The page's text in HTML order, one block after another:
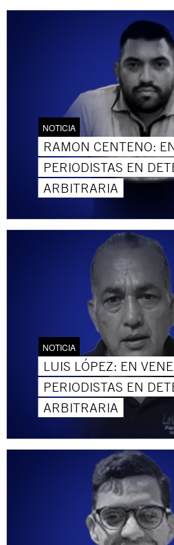
NOTICIA
RAMON CENTENO:
PERIODISTAS EN
ARBITRARIA
NOTICIA
LUIS LÓPEZ: EN
PERIODISTAS EN
ARBITRARIA